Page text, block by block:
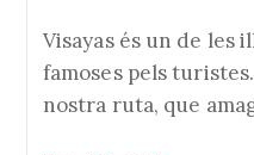
Visayas és un de les
famoses pels
nostra ruta, que